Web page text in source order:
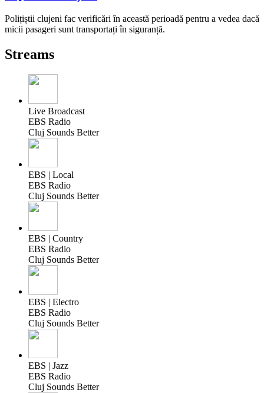
Polițiștii clujeni fac verificări în această perioadă pentru a vedea dacă
micii pasageri sunt transportați în siguranță.
Streams
Live Broadcast
EBS Radio
Cluj Sounds Better
EBS | Local
EBS Radio
Cluj Sounds Better
EBS | Country
EBS Radio
Cluj Sounds Better
EBS | Electro
EBS Radio
Cluj Sounds Better
EBS | Jazz
EBS Radio
Cluj Sounds Better